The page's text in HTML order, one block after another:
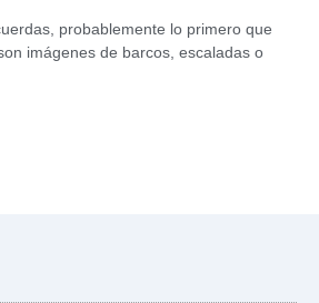
probablemente lo primero que
imágenes de barcos, escaladas o